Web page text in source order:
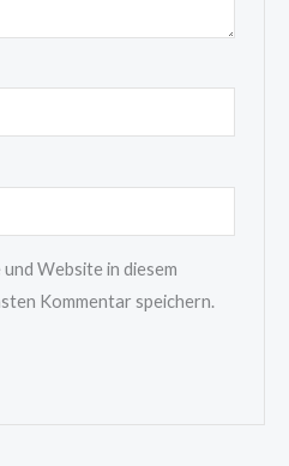
Website in diesem
Kommentar speichern.